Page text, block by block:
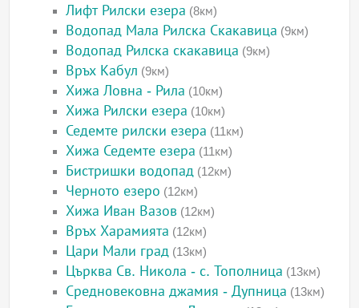
Лифт Рилски езера (8км)
Водопад Мала Рилска Скакавица (9км)
Водопад Рилска скакавица (9км)
Връх Кабул (9км)
Хижа Ловна - Рила (10км)
Хижа Рилски езера (10км)
Седемте рилски езера (11км)
Хижа Седемте езера (11км)
Бистришки водопад (12км)
Черното езеро (12км)
Хижа Иван Вазов (12км)
Връх Харамията (12км)
Цари Мали град (13км)
Църква Св. Никола - с. Тополница (13км)
Средновековна джамия - Дупница (13км)